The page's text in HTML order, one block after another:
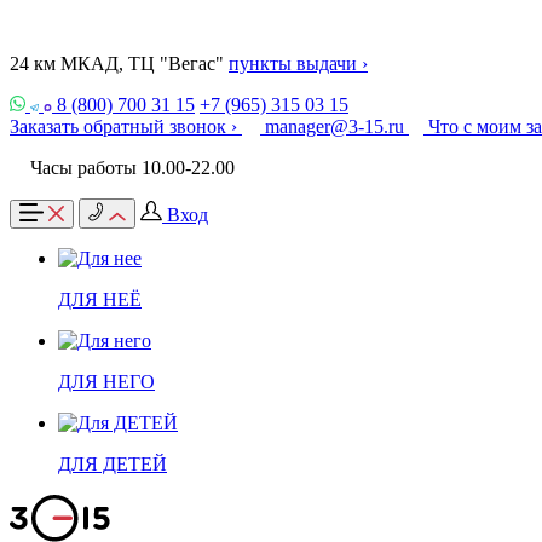
24 км МКАД, ТЦ "Вегас" пункты выдачи ›
8 (800) 700 31 15 +7 (965) 315 03 15
Заказать обратный звонок ›
manager@3-15.ru
Что с моим
Часы работы 10.00-22.00
Вход
ДЛЯ НЕЁ
ДЛЯ НЕГО
ДЛЯ ДЕТЕЙ